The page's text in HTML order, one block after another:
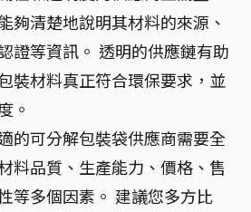
夠清楚地說明其材料的來源、
證等資訊。 透明的供應鏈有助
裝材料真正符合環保要求，並
。
的可分解包裝袋供應商需要全
料品質、生產能力、價格、售
等多個因素。 建議您多方比